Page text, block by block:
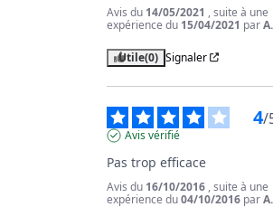
Avis du 14/05/2021 , suite à une
expérience du 15/04/2021 par
Utile(0) Signaler
4/
Avis vérifié
Pas trop efficace
Avis du 16/10/2016 , suite à une
expérience du04/10/2016 par